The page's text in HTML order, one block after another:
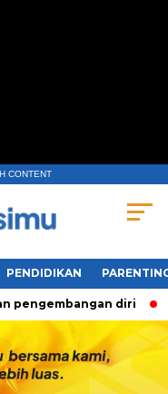
CONTENT
PENDIDIKAN
pengembangan diri